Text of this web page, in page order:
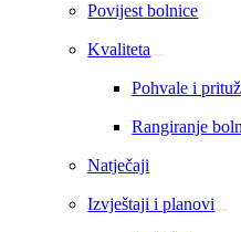
Povijest bolnice
Kvaliteta
Pohvale i
Rangiranje
Natječaji
Izvještaji i planovi